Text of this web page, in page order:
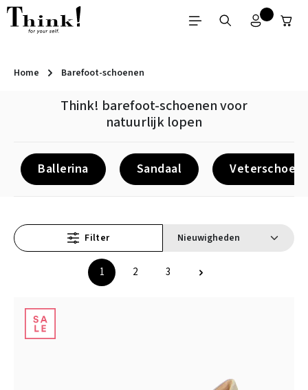
Ga naar de hoofdinhoud
Home Barefoot-schoenen
Think! barefoot-schoenen voor
natuurlijk lopen
Ballerina Sandaal Veterschoen
Pagina
1 Pagina
2 Pagina
3
Filter